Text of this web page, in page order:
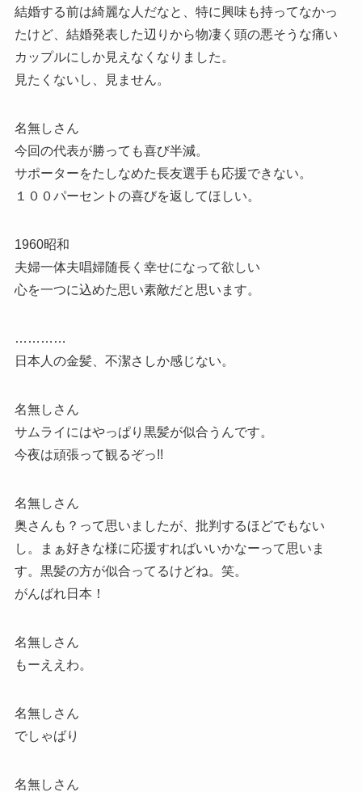
結婚する前は綺麗な人だなと、特に興味も持ってなかっ
たけど、結婚発表した辺りから物凄く頭の悪そうな痛い
カップルにしか見えなくなりました。
見たくないし、見ません。
名無しさん
今回の代表が勝っても喜び半減。
サポーターをたしなめた長友選手も応援できない。
１００パーセントの喜びを返してほしい。
1960昭和
夫婦一体夫唱婦随長く幸せになって欲しい
心を一つに込めた思い素敵だと思います。
…………
日本人の金髪、不潔さしか感じない。
名無しさん
サムライにはやっぱり黒髪が似合うんです。
今夜は頑張って観るぞっ!!
名無しさん
奥さんも？って思いましたが、批判するほどでもない
し。まぁ好きな様に応援すればいいかなーって思いま
す。黒髪の方が似合ってるけどね。笑。
がんばれ日本！
名無しさん
もーええわ。
名無しさん
でしゃばり
名無しさん